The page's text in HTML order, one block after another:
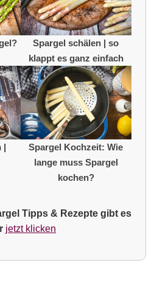
Spargel schälen | so
klappt es ganz einfach
|
Spargel Kochzeit: Wie
lange muss Spargel
kochen?
Tipps & Rezepte gibt es
jetzt klicken